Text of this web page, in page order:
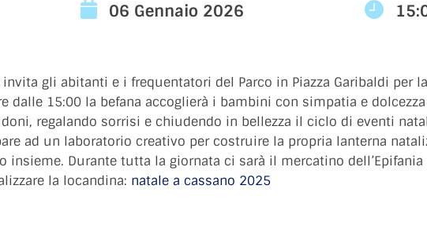
06 Gennaio 2026
invita gli abitanti e i frequentatori del Parco in Piazza Garibaldi per
dalle 15:00 la befana accoglierà i bambini con simpatia e
regalando sorrisi e chiudendo in bellezza il ciclo di eventi
ad un laboratorio creativo per costruire la propria lanterna
insieme. Durante tutta la giornata ci sarà il mercatino
la locandina: natale a cassano 2025